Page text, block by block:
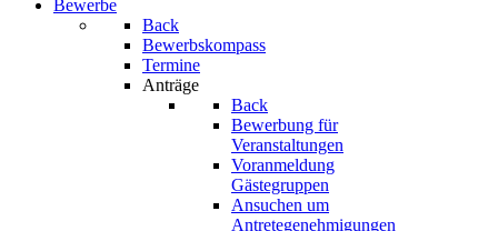
Bewerbe
Back
Bewerbskompass
Termine
Anträge
Back
Bewerbung für
Veranstaltungen
Voranmeldung
Gästegruppen
Ansuchen um
Antretegenehmigungen